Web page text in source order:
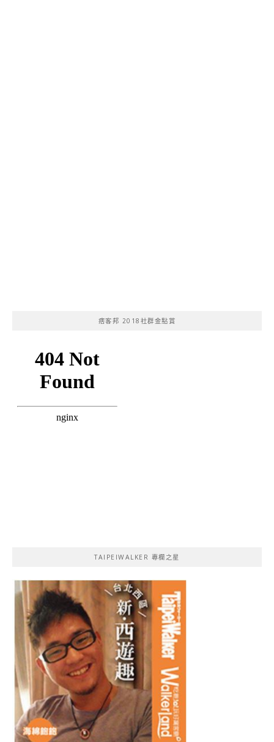
痞客邦 2018社群金點賞
TAIPEIWALKER 專欄之星